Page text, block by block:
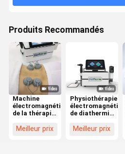
Produits Recommandés
Machine
électromagnétique
de la thérapie
la formation
Meilleur prix
Physiothérapie
de diathermie
de
Meilleur prix